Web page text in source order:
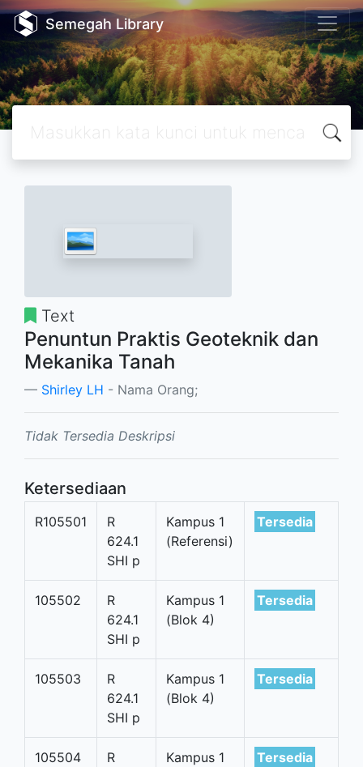
Semegah Library
Text
Penuntun Praktis Geoteknik dan
Mekanika Tanah
Shirley LH - Nama Orang;
Tidak Tersedia Deskripsi
Ketersediaan
R105501
R
624.1
SHI p
Kampus 1
(Referensi)
Tersedia
105502
R
624.1
SHI p
Kampus 1
(Blok 4)
Tersedia
105503
R
624.1
SHI p
Kampus 1
(Blok 4)
Tersedia
105504
R
Kampus 1
Tersedia